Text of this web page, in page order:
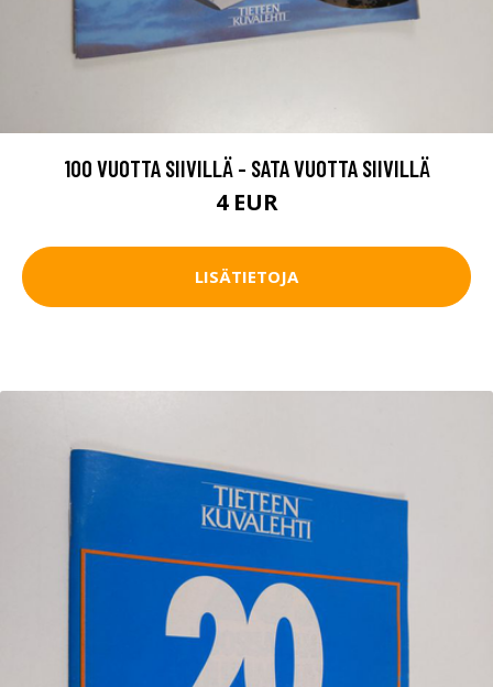
100 VUOTTA SIIVILLÄ - SATA VUOTTA SIIVILLÄ
4 EUR
LISÄTIETOJA